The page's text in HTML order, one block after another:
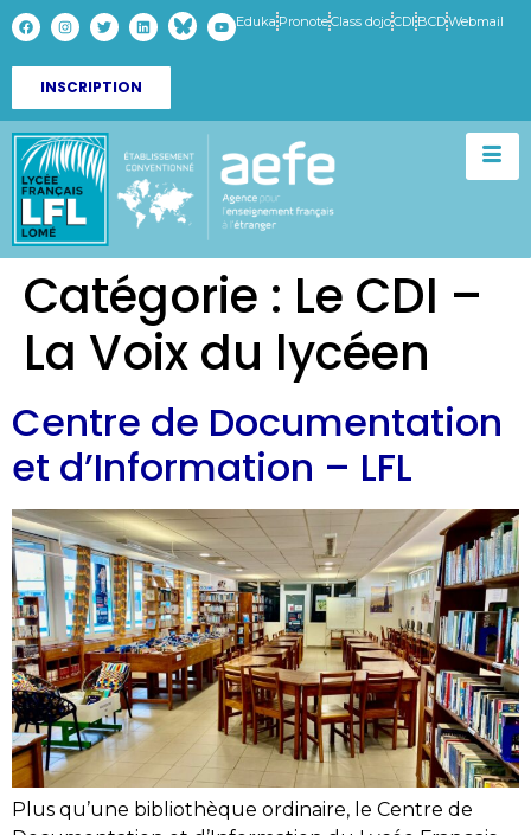
Eduka PronoteClass dojoCDI BCDWebmail
INSCRIPTION
Catégorie : Le CDI –
La Voix du lycéen
Centre de Documentation
et d’Information – LFL
Plus qu’une bibliothèque ordinaire, le Centre de